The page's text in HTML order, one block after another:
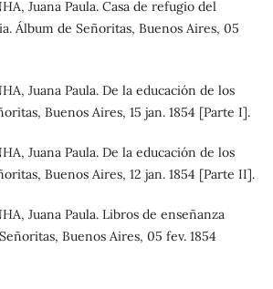
Juana Paula. Casa de refugio del
Álbum de Señoritas, Buenos Aires, 05
Juana Paula. De la educación de los
Buenos Aires, 15 jan. 1854 [Parte I].
Juana Paula. De la educación de los
Buenos Aires, 12 jan. 1854 [Parte II].
Juana Paula. Libros de enseñanza
Buenos Aires, 05 fev. 1854